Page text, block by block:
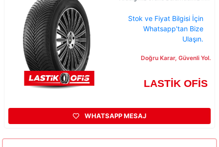
Stok ve Fiyat Bilgisi İçin
Whatsapp'tan Bize
Ulaşın.
Doğru Karar, Güvenli Yol.
LASTİK OFİS
WHATSAPP MESAJ